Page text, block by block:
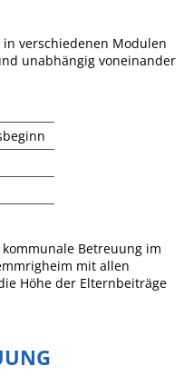
Bürgerportal
- Service BW
Service
verschiedenen Modulen
unabhängig voneinander
Betreuung im
mit allen
Höhe der Elternbeiträge